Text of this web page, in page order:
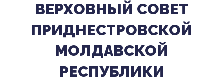
ВЕРХОВНЫЙ CОВЕТ
ПРИДНЕСТРОВСКОЙ
МОЛДАВСКОЙ
РЕСПУБЛИКИ